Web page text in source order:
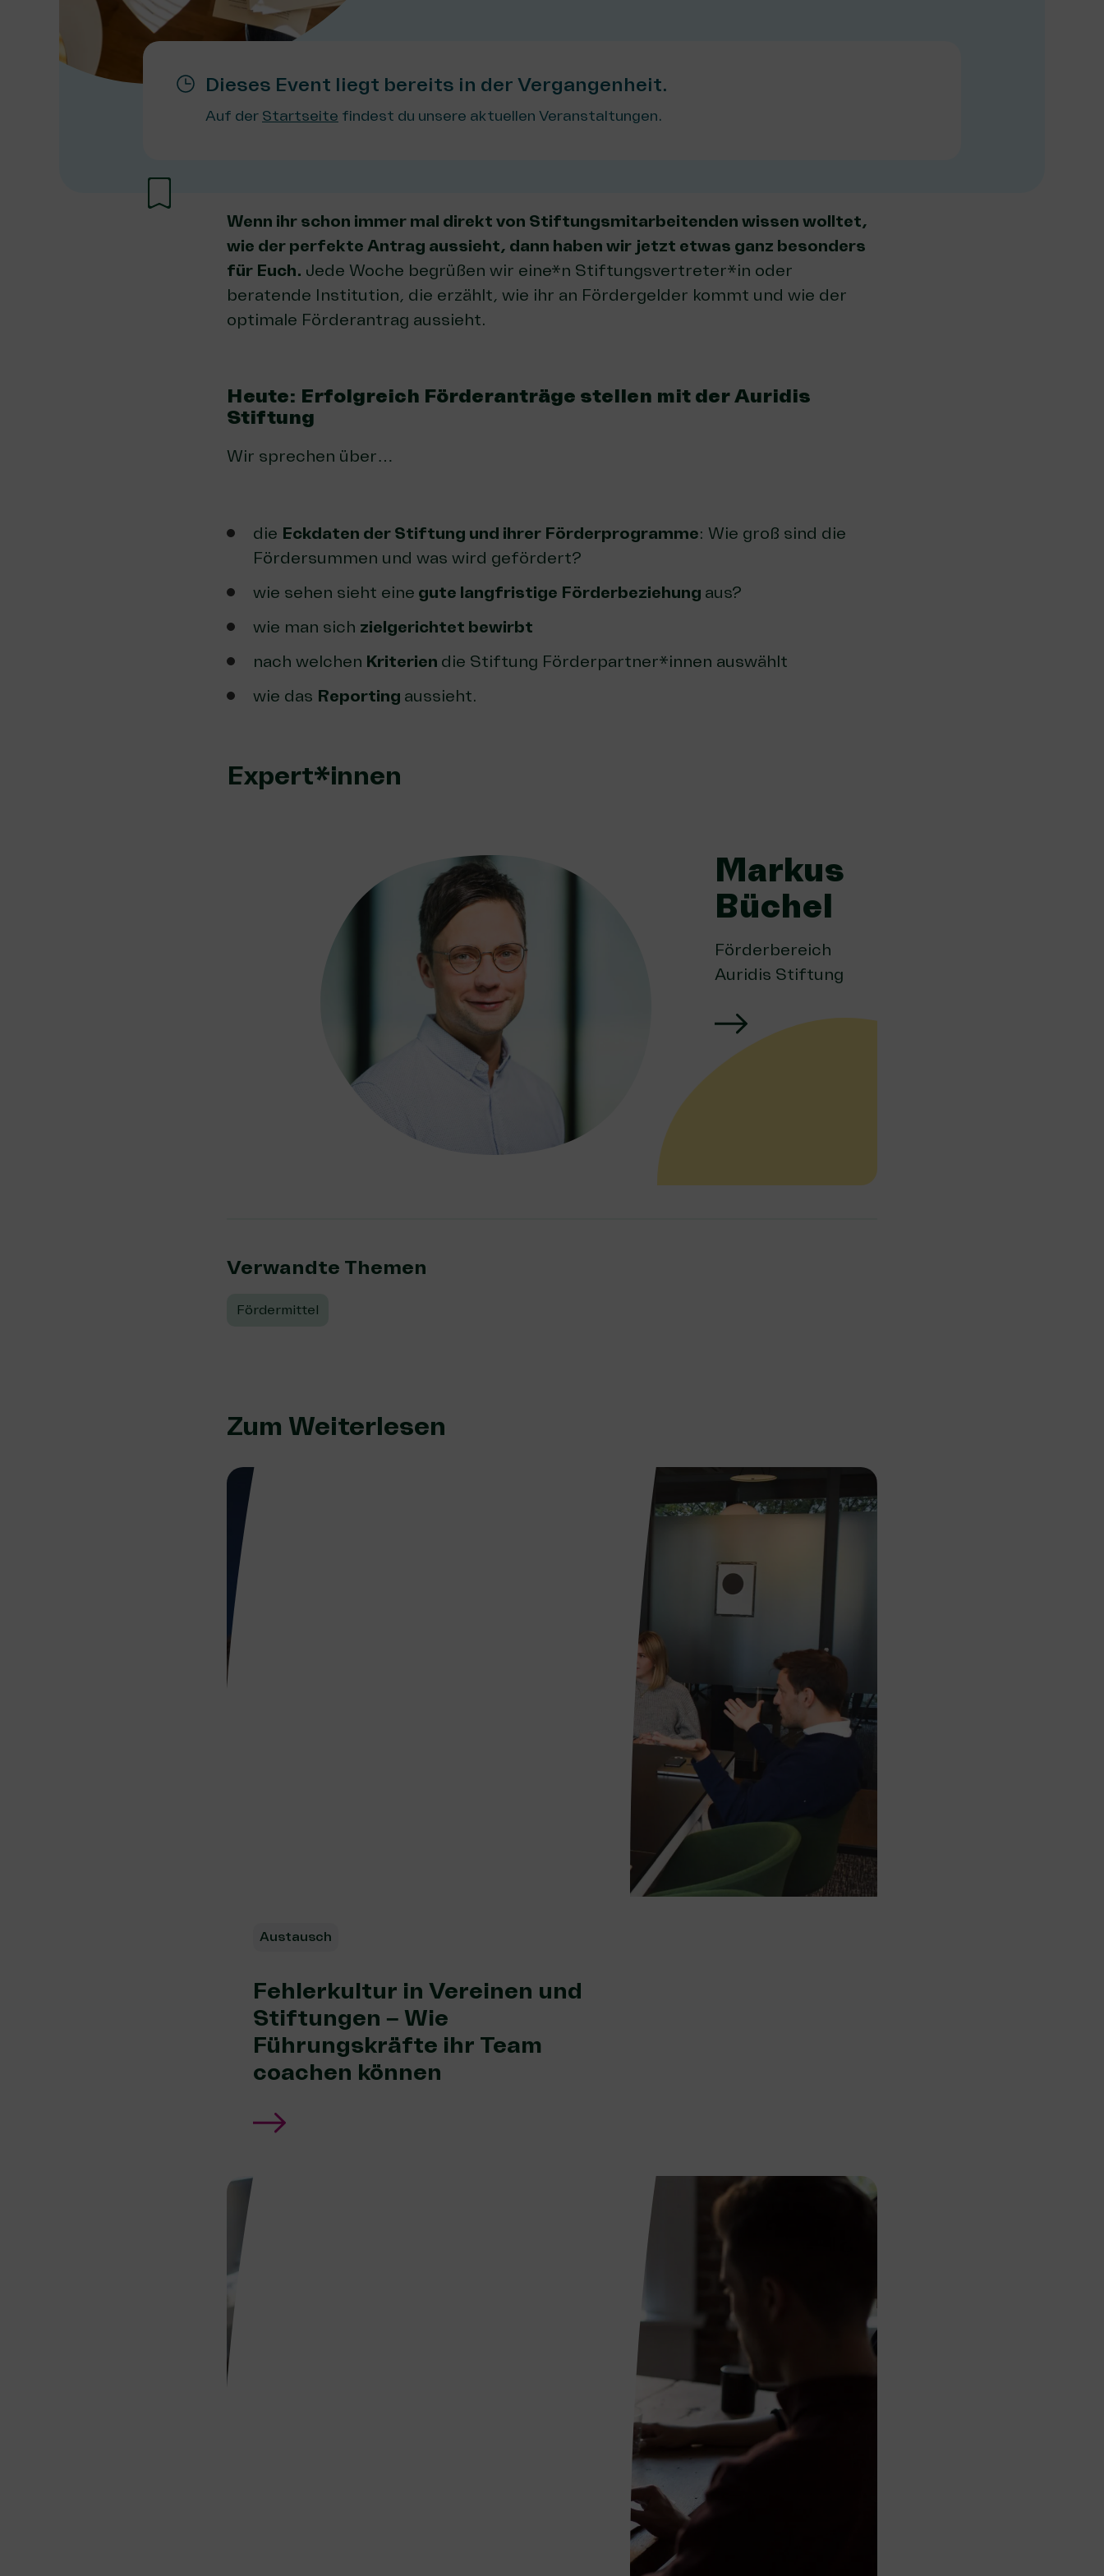
Dieses Event liegt bereits in der Vergangenheit.
Auf der Startseite findest du unsere aktuellen Veranstaltungen.
Wenn ihr schon immer mal direkt von Stiftungsmitarbeitenden wissen wolltet,
wie der perfekte Antrag aussieht, dann haben wir jetzt etwas ganz besonders
für Euch. Jede Woche begrüßen wir eine*n Stiftungsvertreter*in oder
beratende Institution, die erzählt, wie ihr an Fördergelder kommt und wie der
optimale Förderantrag aussieht.
Heute: Erfolgreich Förderanträge stellen mit der Auridis
Stiftung
Wir sprechen über…
die Eckdaten der Stiftung und ihrer Förderprogramme: Wie groß sind die
Fördersummen und was wird gefördert?
wie sehen sieht eine gute langfristige Förderbeziehung aus?
wie man sich zielgerichtet bewirbt
nach welchen Kriterien die Stiftung Förderpartner*innen auswählt
wie das Reporting aussieht.
Expert*innen
Markus
Büchel
Förderbereich
Auridis Stiftung
Verwandte Themen:
Fördermittel
Zum Weiterlesen
Austausch
Fehlerkultur in Vereinen und
Stiftungen – Wie
Führungskräfte ihr Team
coachen können